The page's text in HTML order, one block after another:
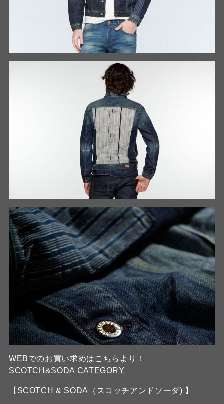
WEBでのお買い求めは こちら より！
SCOTCH&SODA CATEGORY
【SCOTCH & SODA（スコッチアンドソーダ) 】